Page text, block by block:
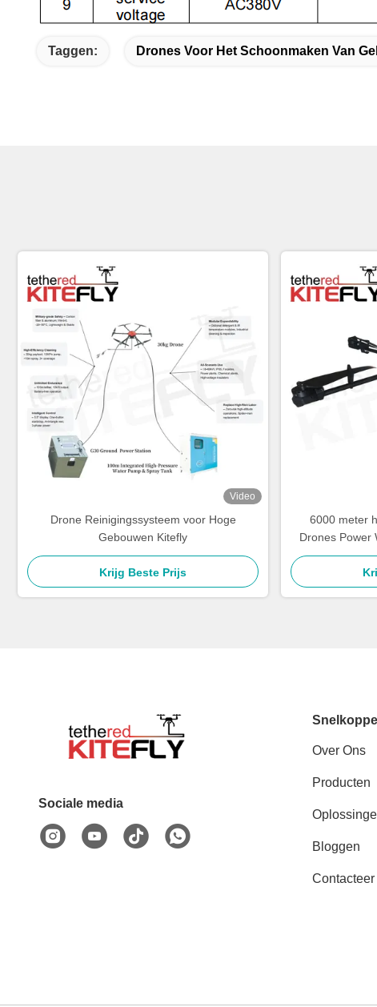
Taggen: Drones Voor Het Schoonmaken Van
Video
Drone Reinigingssysteem voor Hoge
Gebouwen Kitefly
Krijg Beste Prijs
6000 meter
Drones Power
Sociale media
Over Ons
Producten
Bloggen
Contacteer